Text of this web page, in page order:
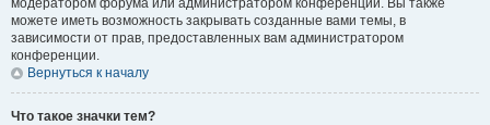
модератором форума или администратором конференции. Вы также
можете иметь возможность закрывать созданные вами темы, в
зависимости от прав, предоставленных вам администратором
конференции.
Вернуться к началу
Что такое значки тем?